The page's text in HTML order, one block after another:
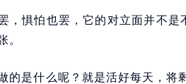
，惧怕也罢，它的对立面并不
。
的是什么呢？就是活好每天，将